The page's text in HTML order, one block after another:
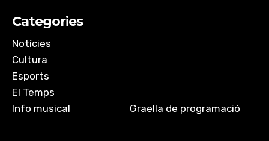
Categories
Notícies
Cultura
Esports
El Temps
Info musical
Graella de programació